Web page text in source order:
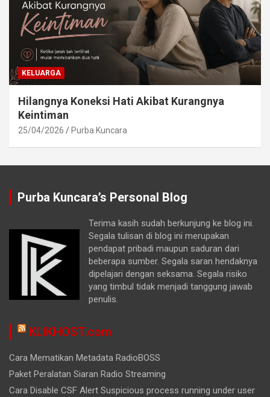
KELUARGA
Hilangnya Koneksi Hati Akibat Kurangnya
Keintiman
25/04/2026 Purba Kuncara
Purba Kuncara’s Personal Blog
Terima kasih sudah berkunjung ke blog ini.
Segala tulisan di blog ini merupakan
pendapat pribadi maupun saduran dari
beberapa sumber. Segala saran hendaknya
dipelajari dengan seksama. Segala risiko
yang timbul tidak menjadi tanggung jawab
penulis.
KLIKHOST.com
Cara Mematikan Metadata RadioBOSS
Paket Peralatan Siaran Radio Streaming
Cara Disable CSF Alert Suspicious process running under user